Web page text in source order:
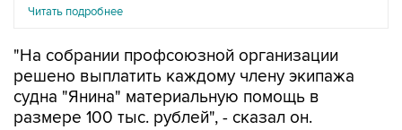
Читать подробнее
"На собрании профсоюзной организации
решено выплатить каждому члену экипажа
судна "Янина" материальную помощь в
размере 100 тыс. рублей", - сказал он.